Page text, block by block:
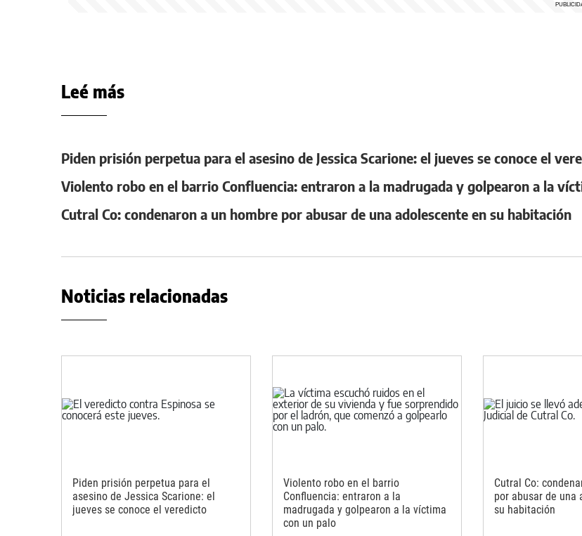
Leé más
Piden prisión perpetua para el asesino de Jessica Scarione: el jueves se conoce el
Violento robo en el barrio Confluencia: entraron a la madrugada y golpearon a la
Cutral Co: condenaron a un hombre por abusar de una adolescente en su habitación
Noticias relacionadas
Piden prisión perpetua para el
asesino de Jessica Scarione: el
jueves se conoce el veredicto
Violento robo en el barrio
Confluencia: entraron a la
madrugada y golpearon a la víctima
con un palo
Cutral Co:
por abusar de una
su habitación